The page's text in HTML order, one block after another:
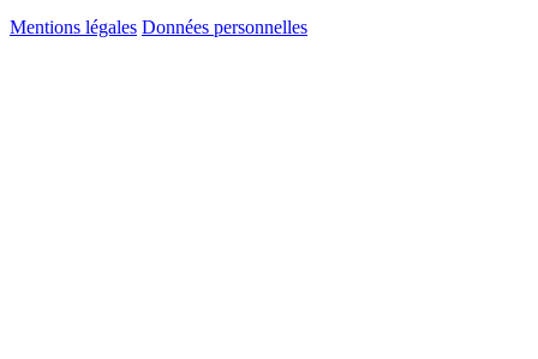
Mentions légales Données personnelles